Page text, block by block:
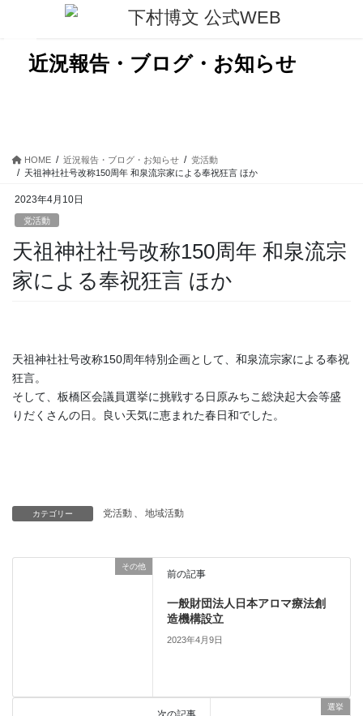
近況報告・ブログ・お知らせ
HOME 近況報告・ブログ・お知らせ
党活動
天祖神社社号改称150周年 和泉流宗家による奉祝狂言 ほか
2023年4月10日
党活動
天祖神社社号改称150周年 和泉流宗
家による奉祝狂言 ほか
天祖神社社号改称150周年特別企画として、和泉流宗家による奉祝
狂言。
そして、板橋区会議員選挙に挑戦する日原みちこ総決起大会等盛
りだくさんの日。良い天気に恵まれた春日和でした。
カテゴリー 党活動 地域活動
その他
前の記事
一般財団法人日本アロマ療法創
造機構設立
2023年4月9日
選挙